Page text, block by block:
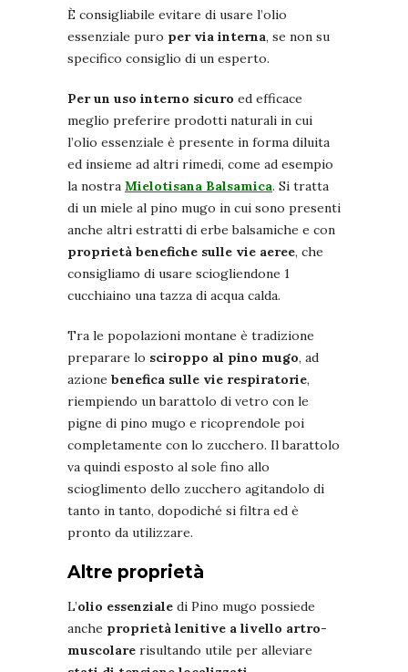
È consigliabile evitare di usare l’olio
essenziale puro per via interna, se non su
specifico consiglio di un esperto.
Per un uso interno sicuro ed efficace
meglio preferire prodotti naturali in cui
l’olio essenziale è presente in forma diluita
ed insieme ad altri rimedi, come ad esempio
la nostra Mielotisana Balsamica. Si tratta
di un miele al pino mugo in cui sono presenti
anche altri estratti di erbe balsamiche e con
proprietà benefiche sulle vie aeree, che
consigliamo di usare sciogliendone 1
cucchiaino una tazza di acqua calda.
Tra le popolazioni montane è tradizione
preparare lo sciroppo al pino mugo, ad
azione benefica sulle vie respiratorie,
riempiendo un barattolo di vetro con le
pigne di pino mugo e ricoprendole poi
completamente con lo zucchero. Il barattolo
va quindi esposto al sole fino allo
scioglimento dello zucchero agitandolo di
tanto in tanto, dopodiché si filtra ed è
pronto da utilizzare.
Altre proprietà
L’olio essenziale di Pino mugo possiede
anche proprietà lenitive a livello artro-
muscolare risultando utile per alleviare